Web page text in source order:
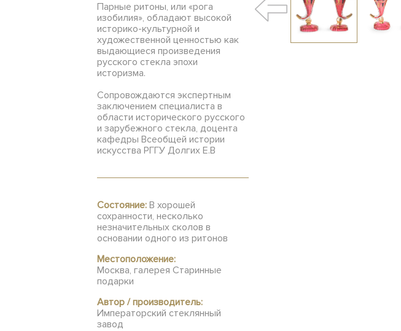
Парные ритоны, или «рога
изобилия», обладают высокой
историко-культурной и
художественной ценностью как
выдающиеся произведения
русского стекла эпохи
историзма.
Сопровождаются экспертным
заключением специалиста в
области исторического русского
и зарубежного стекла, доцента
кафедры Всеобщей истории
искусства РГГУ Долгих Е.В
Состояние: В хорошей
сохранности, несколько
незначительных сколов в
основании одного из ритонов
Местоположение:
Москва, галерея Старинные
подарки
Автор / производитель:
Императорский стеклянный
завод